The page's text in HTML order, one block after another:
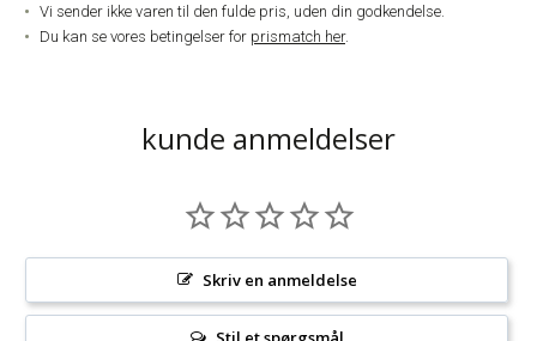
Vi sender ikke varen til den fulde pris, uden din godkendelse.
Du kan se vores betingelser for prismatch her.
kunde anmeldelser
Skriv en anmeldelse